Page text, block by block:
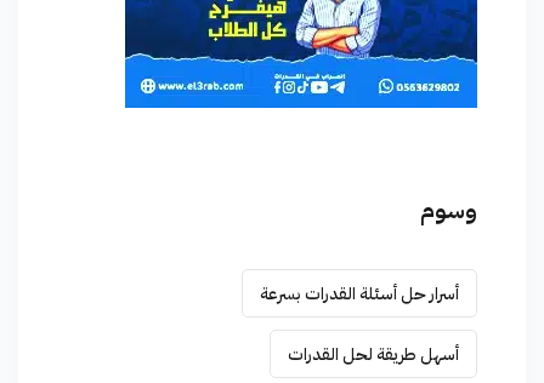
وسوم
أسرار حل أسئلة القدرات بسرعة
أسهل طريقة لحل القدرات